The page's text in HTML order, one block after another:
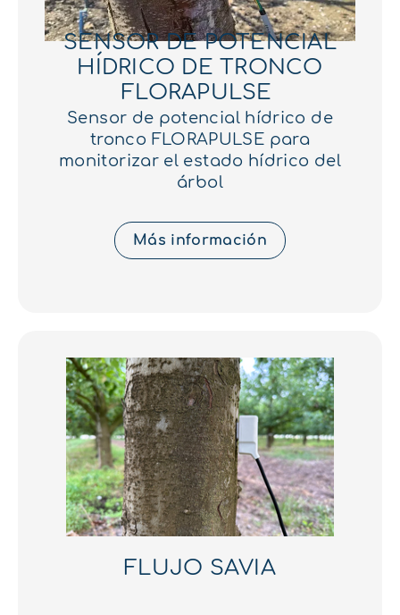
SENSOR DE POTENCIAL
HÍDRICO DE TRONCO
FLORAPULSE
Sensor de potencial hídrico de
tronco FLORAPULSE para
monitorizar el estado hídrico del
árbol
Más información
FLUJO SAVIA